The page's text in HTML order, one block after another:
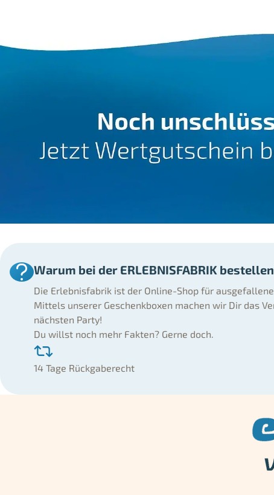
Warum bei der ERLEBNISFABRIK
Die Erlebnisfabrik ist der Online-Shop für
Mittels unserer Geschenkboxen machen wir Dir das
nächsten Party!
Du willst noch mehr Fakten? Gerne doch.
14 Tage Rückgaberecht